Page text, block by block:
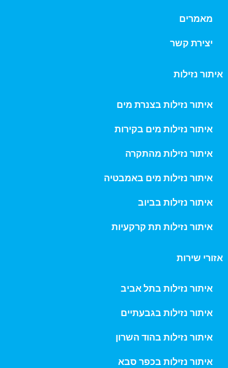
מאמרים
יצירת קשר
איתור נזילות
איתור נזילות בצנרת מים
איתור נזילות מים בקירות
איתור נזילות מהתקרה
איתור נזילות מים באמבטיה
איתור נזילות בביוב
איתור נזילות תת קרקעיות
אזורי שירות
איתור נזילות בתל אביב
איתור נזילות בגבעתיים
איתור נזילות בהוד השרון
איתור נזילות בכפר סבא